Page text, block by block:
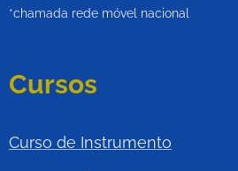
*chamada rede móvel nacional
Cursos
Curso de Instrumento